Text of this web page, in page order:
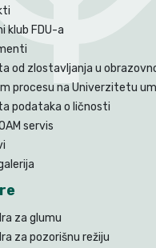
klub FDU-a
od zlostavljanja u
procesu na Univerzitetu
podataka o ličnosti
servis
za glumu
za pozorišnu režiju